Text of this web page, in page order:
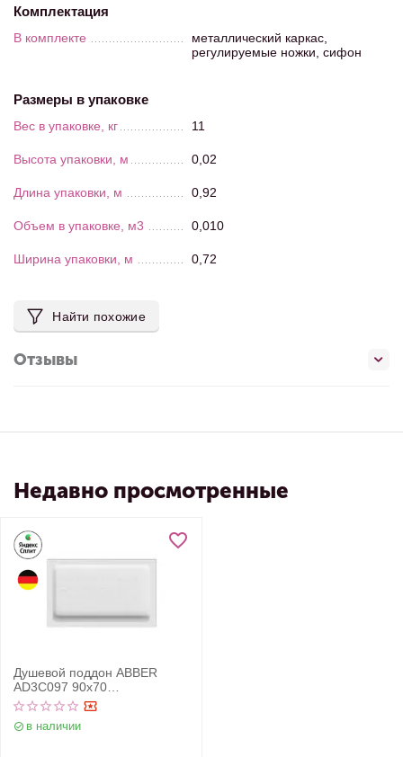
Комплектация
В комплекте
металлический каркас,
регулируемые ножки, сифон
Размеры в упаковке
Вес в упаковке, кг 11
Высота упаковки, м 0,02
Длина упаковки, м 0,92
Объем в упаковке, м3 0,010
Ширина упаковки, м 0,72
Найти похожие
Отзывы
Недавно просмотренные
Душевой поддон ABBER
AD3C097 90х70
прямоугольный, акриловый,
белый
в наличии